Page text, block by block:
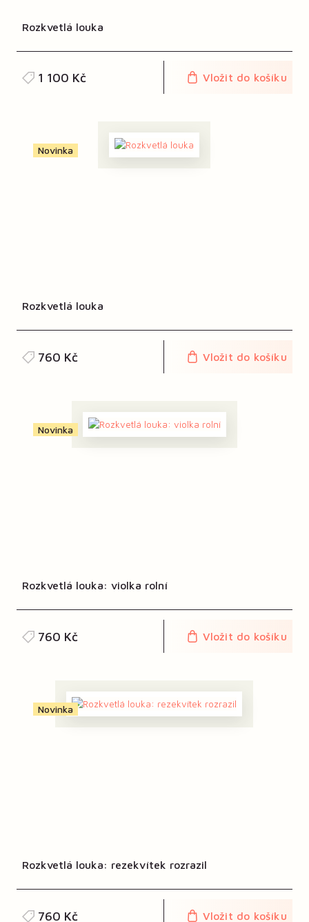
Rozkvetlá louka
1 100 Kč Vložit do košíku
Novinka
Rozkvetlá louka
760 Kč Vložit do košíku
Novinka
Rozkvetlá louka: violka rolní
760 Kč Vložit do košíku
Novinka
Rozkvetlá louka: rezekvítek rozrazil
760 Kč Vložit do košíku